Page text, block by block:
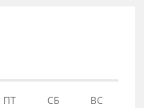
ПТ СБ ВС